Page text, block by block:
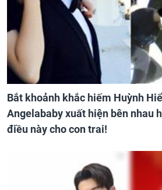
Bắt khoảnh khắc hiếm Huỳnh
Angelababy xuất hiện bên nhau
điều này cho con trai!